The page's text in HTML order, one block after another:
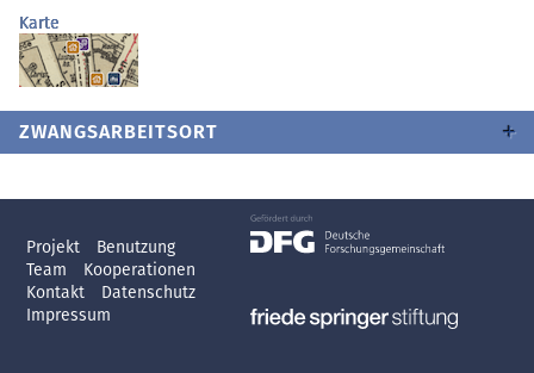
Karte
ZWANGSARBEITSORT
Projekt
Benutzung
Team
Kooperationen
Kontakt
Datenschutz
Impressum